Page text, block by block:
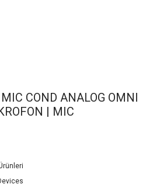
COND ANALOG OMNI
| MIC